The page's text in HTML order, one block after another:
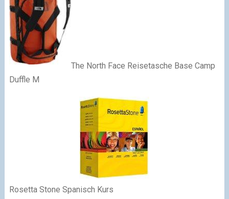
The North Face Reisetasche Base Camp
Duffle M
Rosetta Stone Spanisch Kurs